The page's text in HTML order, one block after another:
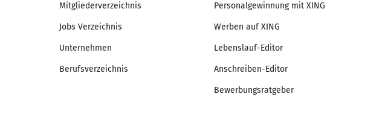
Mitgliederverzeichnis
Jobs Verzeichnis
Unternehmen
Berufsverzeichnis
Personalgewinnung mit XING
Werben auf XING
Lebenslauf-Editor
Anschreiben-Editor
Bewerbungsratgeber